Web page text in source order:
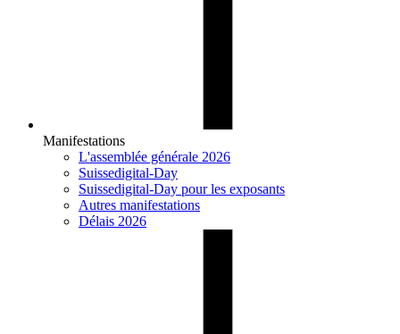
Manifestations
L'assemblée générale 2026
Suissedigital-Day
Suissedigital-Day pour les exposants
Autres manifestations
Délais 2026